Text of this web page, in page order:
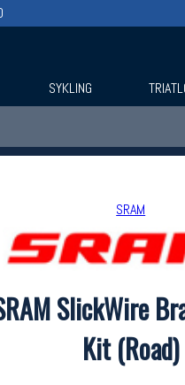
SRAM
SlickWire
Kit (Road)
SYKLING